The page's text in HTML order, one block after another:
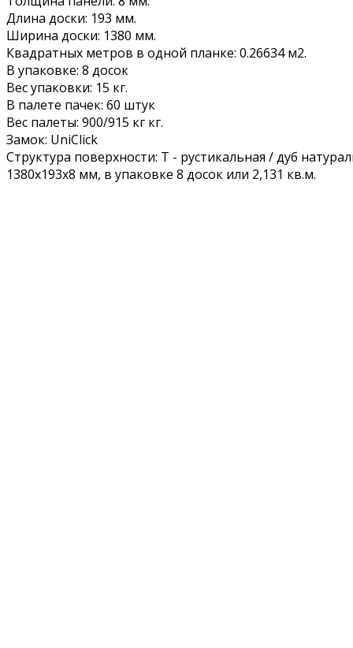
Длина доски: 193 мм.
Ширина доски: 1380 мм.
Квадратных метров в одной планке: 0.26634 м2.
В упаковке: 8 досок
Вес упаковки: 15 кг.
В палете пачек: 60 штук
Вес палеты: 900/915 кг кг.
Замок: UniClick
Структура поверхности: Т - рустикальная / дуб
1380х193х8 мм, в упаковке 8 досок или 2,131 кв.м.